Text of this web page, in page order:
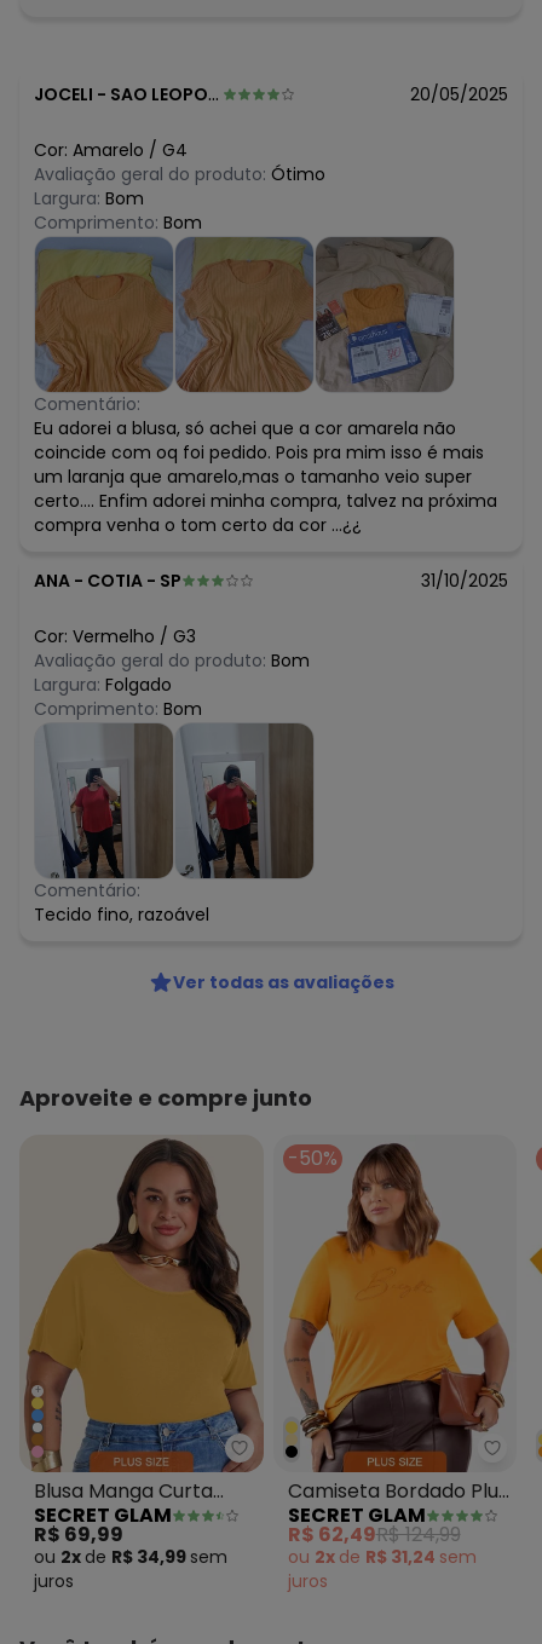
JOCELI - SAO LEOPOLDO - RS 20/05/2025
Cor: Amarelo / G4
Avaliação geral do produto: Ótimo
Largura: Bom
Comprimento: Bom
Comentário:
Eu adorei a blusa, só achei que a cor amarela não
coincide com oq foi pedido. Pois pra mim isso é mais
um laranja que amarelo,mas o tamanho veio super
certo.... Enfim adorei minha compra, talvez na próxima
compra venha o tom certo da cor ...¿¿
ANA - COTIA - SP 31/10/2025
Cor: Vermelho / G3
Avaliação geral do produto: Bom
Largura: Folgado
Comprimento: Bom
Comentário:
Tecido fino, razoável
Ver todas as avaliações
Aproveite e compre junto
+
Secret Glam - Blusa Manga
Blusa Manga Curta
Feminina Plus Size
Amarelo
SECRET GLAM
R$ 69,99
ou 2x de R$ 34,99 sem
juros
-50%
Camiseta Bordado Plus
Size Amarelo
SECRET GLAM
R$ 62,49R$ 124,99
ou 2x de R$ 31,24 sem
juros